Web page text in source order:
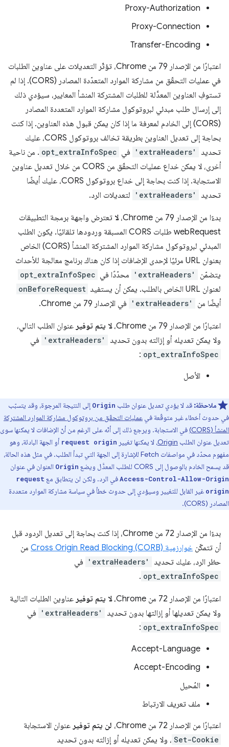
Proxy-Authorization
Proxy-Connection
Transfer-Encoding
اعتبارًا من الإصدار 79 من Chrome، تؤثّر التعديلات على عناوين الطلبات
في عمليات التحقّق من مشاركة الموارد المتعدّدة المصادر (CORS). إذا لم
تستوفِ العناوين المعدَّلة للطلبات المشتركة المنشأ المعايير، سيؤدي ذلك
إلى إرسال طلب مبدئي لبروتوكول مشاركة الموارد المتعددة المصادر
(CORS) إلى الخادم لمعرفة ما إذا كان يمكن قبول هذه العناوين. إذا كنت
بحاجة إلى تعديل العناوين بطريقة تخالف بروتوكول CORS، عليك
تحديد
'extraHeaders' في opt_extraInfoSpec . من ناحية
أخرى، لا يمكن خداع عمليات التحقّق من CORS من خلال تعديل عناوين
الاستجابة. إذا كنت بحاجة إلى خداع بروتوكول CORS، عليك أيضًا
تحديد
'extraHeaders' لتعديلات الرد.
بدءًا من الإصدار 79 من Chrome، لا تعترض واجهة برمجة التطبيقات
webRequest طلبات CORS المسبقة وردودها تلقائيًا. يكون الطلب
المبدئي لبروتوكول مشاركة الموارد المشتركة المنشأ (CORS) الخاص
بعنوان URL مرئيًا لإحدى الإضافات إذا كان هناك برنامج معالجة للأحداث
يتضمّن
'extraHeaders' محدّدًا في opt_extraInfoSpec
لعنوان URL الخاص بالطلب. يمكن أن يستفيد onBeforeRequest
أيضًا من 'extraHeaders' في الإصدار 79 من Chrome.
اعتبارًا من الإصدار 79 من Chrome، لا يتم توفير عنوان الطلب التالي،
ولا يمكن تعديله أو إزالته بدون تحديد
'extraHeaders' في
opt_extraInfoSpec
:
الأصل
ملاحظة: قد لا يؤدي تعديل عنوان طلب Origin إلى النتيجة المرجوة، وقد يتسبّب
في حدوث أخطاء غير متوقّعة في عمليات التحقّق من بروتوكول مشاركة الموارد المشتركة
المنشأ (CORS)
في الاستجابة. ويرجع ذلك إلى أنّه على الرغم من أنّ الإضافات لا يمكنها سوى
تعديل عنوان الطلب Origin، لا يمكنها تغيير request origin أو الجهة البادئة، وهو
مفهوم محدّد في مواصفات Fetch للإشارة إلى الجهة التي تبدأ الطلب. في مثل هذه الحالة،
قد يسمح الخادم بالوصول إلى CORS للطلب المعدَّل ويضع
Origin العنوان في عنوان
Access-Control-Allow-Originفي الرد. ولكن لن يتطابق مع request
origin غير القابل للتغيير وسيؤدي إلى حدوث خطأ في سياسة مشاركة الموارد متعددة
المصادر (CORS).
بدءًا من الإصدار 72 من Chrome، إذا كنت بحاجة إلى تعديل الردود قبل
أن تتمكّن خوارزمية Cross Origin Read Blocking (CORB)
من
حظر الرد، عليك تحديد
'extraHeaders' في
opt_extraInfoSpec
.
اعتبارًا من الإصدار 72 من Chrome، لا يتم توفير عناوين الطلبات التالية
ولا يمكن تعديلها أو إزالتها بدون تحديد
'extraHeaders' في
opt_extraInfoSpec
:
Accept-Language
Accept-Encoding
المُحيل
ملف تعريف الارتباط
اعتبارًا من الإصدار 72 من Chrome، لن يتم توفير عنوان الاستجابة
Set-Cookie ، ولا يمكن تعديله أو إزالته بدون تحديد